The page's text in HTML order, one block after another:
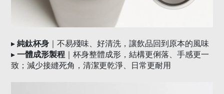
▸純鈦杯身 ｜不易殘味、好清洗，讓飲品回到原本的風味
▸一體成形製程 ｜杯身整體成形，結構更俐落、手感更一
致；減少接縫死角，清潔更乾淨、日常更耐用